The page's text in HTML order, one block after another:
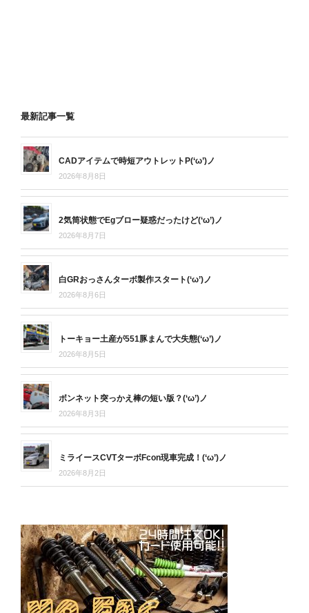
最新記事一覧
CADアイテムで時短アウトレットP(‘ω’)ノ
2026年8月8日
2気筒状態でEgブロー疑惑だったけど(‘ω’)ノ
2026年8月7日
白GRおっさんターボ製作スタート(‘ω’)ノ
2026年8月6日
トーキョー土産が551豚まんで大失態(‘ω’)ノ
2026年8月5日
ボンネット突っかえ棒の短い版？(‘ω’)ノ
2026年8月3日
ミライースCVTターボFcon現車完成！(‘ω’)ノ
2026年8月2日